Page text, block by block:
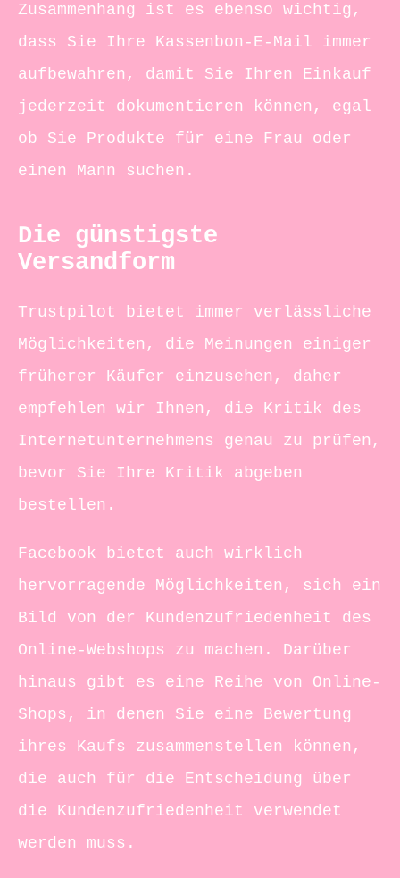
Zusammenhang ist es ebenso wichtig,
dass Sie Ihre Kassenbon-E-Mail immer
aufbewahren, damit Sie Ihren Einkauf
jederzeit dokumentieren können, egal
ob Sie Produkte für eine Frau oder
einen Mann suchen.
Die günstigste
Versandform
Trustpilot bietet immer verlässliche
Möglichkeiten, die Meinungen einiger
früherer Käufer einzusehen, daher
empfehlen wir Ihnen, die Kritik des
Internetunternehmens genau zu prüfen,
bevor Sie Ihre Kritik abgeben
bestellen.
Facebook bietet auch wirklich
hervorragende Möglichkeiten, sich ein
Bild von der Kundenzufriedenheit des
Online-Webshops zu machen. Darüber
hinaus gibt es eine Reihe von Online-
Shops, in denen Sie eine Bewertung
ihres Kaufs zusammenstellen können,
die auch für die Entscheidung über
die Kundenzufriedenheit verwendet
werden muss.